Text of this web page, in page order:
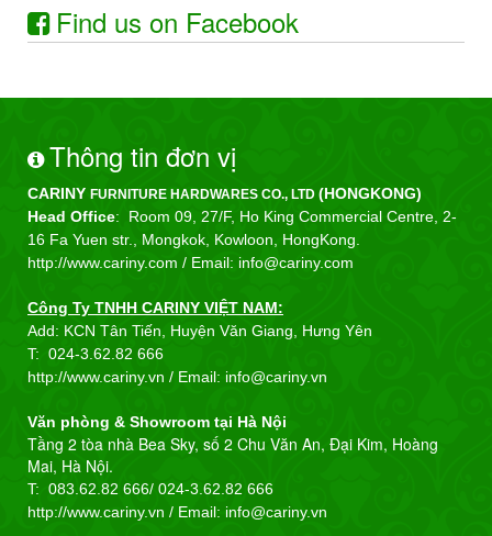
Find us on Facebook
Thông tin đơn vị
CARINY FURNITURE HARDWARES CO., LTD (HONGKONG)
Head Office: Room 09, 27/F, Ho King Commercial Centre, 2-
16 Fa Yuen str., Mongkok, Kowloon, HongKong.
http://www.cariny.com / Email: info@cariny.com
Công Ty TNHH CARINY VIỆT NAM:
Add: KCN Tân Tiến, Huyện Văn Giang, Hưng Yên
T: 024-3.62.82 666
http://www.cariny.vn / Email: info@cariny.vn
Văn phòng & Showroom tại Hà Nội
Tầng 2 tòa nhà Bea Sky, số 2 Chu Văn An, Đại Kim, Hoàng
Mai, Hà Nội.
T: 083.62.82 666/ 024-3.62.82 666
http://www.cariny.vn / Email: info@cariny.vn